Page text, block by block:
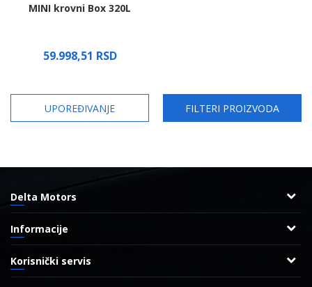
MINI krovni Box 320L
59.998,51 RSD
UPOREĐIVANJE FILTERI PROIZVODA
Delta Motors
Radnička 8
11000 Beograd, Srbija
Informacije
O nama
Reklamacije
Korisnički servis
Uslovi korišćenja i prodaje